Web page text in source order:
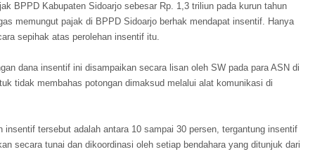
BPPD Kabupaten Sidoarjo sebesar Rp. 1,3 triliun pada kurun tahun
memungut pajak di BPPD Sidoarjo berhak mendapat insentif. Hanya
sepihak atas perolehan insentif itu.
dana insentif ini disampaikan secara lisan oleh SW pada para ASN di
tidak membahas potongan dimaksud melalui alat komunikasi di
tersebut adalah antara 10 sampai 30 persen, tergantung insentif
secara tunai dan dikoordinasi oleh setiap bendahara yang ditunjuk dari